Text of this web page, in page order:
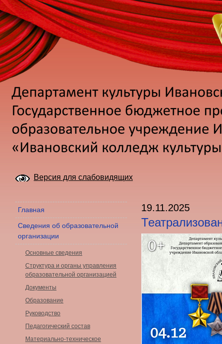
Версия для слабовидящих
Главная
Сведения об образовательной
организации
Основные сведения
Структура и органы управления
образовательной организацией
Документы
Образование
Руководство
Педагогический состав
Материально-техническое
19.11.2025